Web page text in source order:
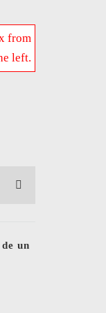
from
left.
un